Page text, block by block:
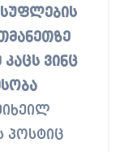
კაცს ვინც
პოსტიც